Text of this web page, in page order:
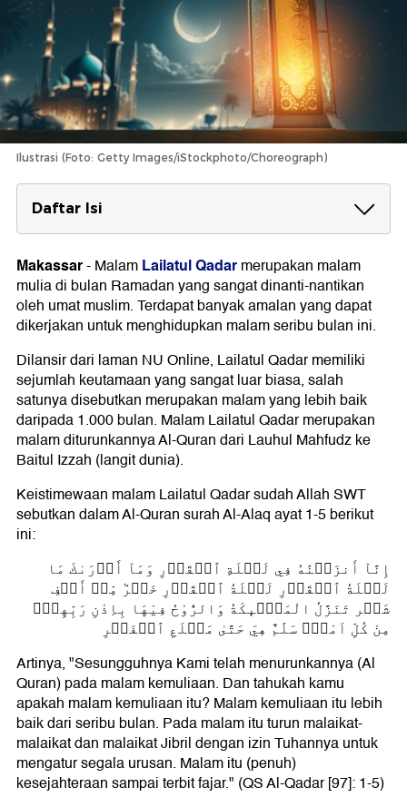
Ilustrasi (Foto: Getty Images/iStockphoto/Choreograph)
Daftar Isi
Amalan Malam Lailatul Qadar
1. I'tikaf
2. Muhasabah Diri
3. Memperbanyak Membaca Al-Quran
4. Melaksanakan Salat Sunnah
5. Memperbanyak Dzikir
Keutamaan Malam Lailatul Qadar
1. Malam Turunnya Kitab Suci Al-Quran
2. Malam Seribu Bulan
3. Malam Para Malaikat Diturunkan
4. Malam Kesejahteraan
5. Malam Penuh Keberkahan
6. Malam Dijelaskan Segala Urusan
Makassar-MalamLailatul Qadarmerupakan malam
mulia di bulan Ramadan yang sangat dinanti-nantikan
oleh umat muslim. Terdapat banyak amalan yang dapat
dikerjakan untuk menghidupkan malam seribu bulan ini.
Dilansirdari laman NU Online, Lailatul Qadar memiliki
sejumlah keutamaan yang sangat luar biasa, salah
satunya disebutkan merupakan malam yang lebih baik
daripada 1.000 bulan. Malam Lailatul Qadar merupakan
malam diturunkannya Al-Quran dari Lauhul Mahfudz ke
Baitul Izzah (langit dunia).
Keistimewaan malam Lailatul Qadar sudah Allah SWT
sebutkan dalam Al-Quran surah Al-Alaq ayat 1-5 berikut
ini:
إِنَّآ أَنزَلۡنَٰهُ فِي لَيۡلَةِ ٱلۡقَدۡرِ وَمَآ أَدۡرَىٰكَ مَا
لَيۡلَةُ ٱلۡقَدۡرِ لَيۡلَةُ ٱلۡقَدۡرِ خَيۡرٞ مِّنۡ أَلۡفِ
شَهۡر تَنَزَّلُ الْمَلٰۤىِٕكَةُ وَالرُّوْحُ فِيْهَا بِاِذْنِ رَبِّهِمْۚ
مِنْ كُلِّ اَمْرٍۛ سَلَٰمٌ هِيَ حَتَّىٰ مَطۡلَعِ ٱلۡفَجۡرِ
Artinya, "Sesungguhnya Kami telah menurunkannya (Al
Quran) pada malam kemuliaan. Dan tahukah kamu
apakah malam kemuliaan itu? Malam kemuliaan itu lebih
baik dari seribu bulan. Pada malam itu turun malaikat-
malaikat dan malaikat Jibril dengan izin Tuhannya untuk
mengatur segala urusan. Malam itu (penuh)
kesejahteraan sampai terbit fajar." (QS Al-Qadar [97]: 1-5)